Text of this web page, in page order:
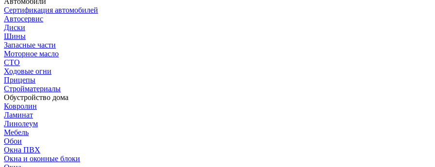
Сертификация автомобилей
Автосервис
Диски
Шины
Запасные части
Моторное масло
СТО
Ходовые огни
Прицепы
Стройматериалы
Обустройство дома
Ковролин
Ламинат
Линолеум
Мебель
Обои
Окна ПВХ
Окна и оконные блоки